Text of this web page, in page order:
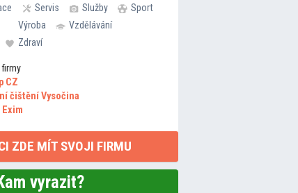
Servis Služby
Sport
Výroba
Vzdělávání
Zdraví
firmy
CZ
čištění Vysočina
ZDE MÍT SVOJI FIRMU
vyrazit?